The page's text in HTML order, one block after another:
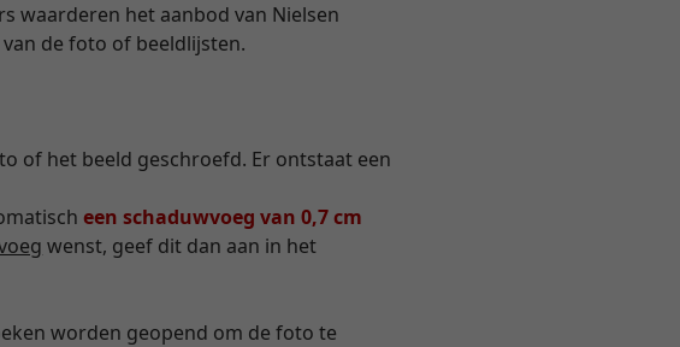
waarderen het aanbod van Nielsen
de foto of beeldlijsten.
of het beeld geschroefd. Er ontstaat een
een schaduwvoeg van 0,7 cm
wenst, geef dit dan aan in het
worden geopend om de foto te